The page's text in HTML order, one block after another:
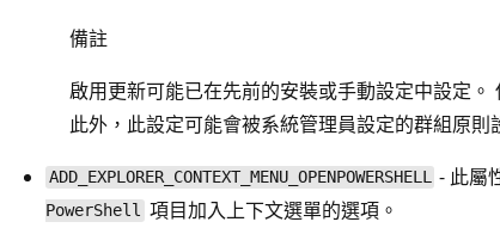
備註
啟用更新可能已在先前的安裝或手動設定中設定。
此外，此設定可能會被系統管理員設定的群組原則
ADD_EXPLORER_CONTEXT_MENU_OPENPOWERSHELL - 此屬
PowerShell 項目加入上下文選單的選項。